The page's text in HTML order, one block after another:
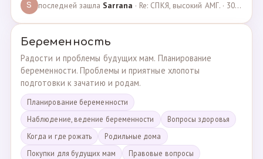
S последней зашла Sarrana · Re: СПКЯ, высокий АМГ. · 30.04.2025
Беременность
Радости и проблемы будущих мам. Планирование
беременности. Проблемы и приятные хлопоты
подготовки к зачатию и родам.
Планирование беременности
Наблюдение, ведение беременности
Вопросы здоровья
Когда и где рожать
Родильные дома
Покупки для будущих мам
Правовые вопросы